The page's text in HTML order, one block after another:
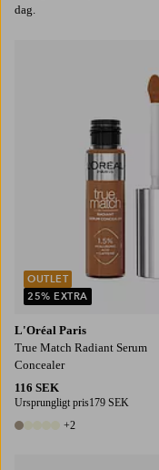
dag.
L'Oréal Paris
True Match Radiant Serum
Concealer
116 SEK
Ursprungligt pris179 SEK
7 färger
+2
OUTLET
25% EXTRA